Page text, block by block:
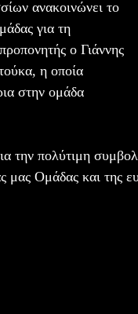
ανακοινώνει το
για τη
ο Γιάννης
η οποία
στην ομάδα
την πολύτιμη
μας Ομάδας και της